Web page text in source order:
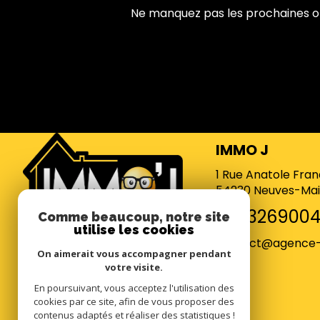
Ne manquez pas les prochaines
IMMO J
1 Rue Anatole
54230 Neuves-
0383269004
Comme beaucoup, notre site
utilise les cookies
On aimerait vous accompagner pendant
votre visite.
En poursuivant, vous acceptez l'utilisation des
cookies par ce site, afin de vous proposer des
contenus adaptés et réaliser des statistiques !